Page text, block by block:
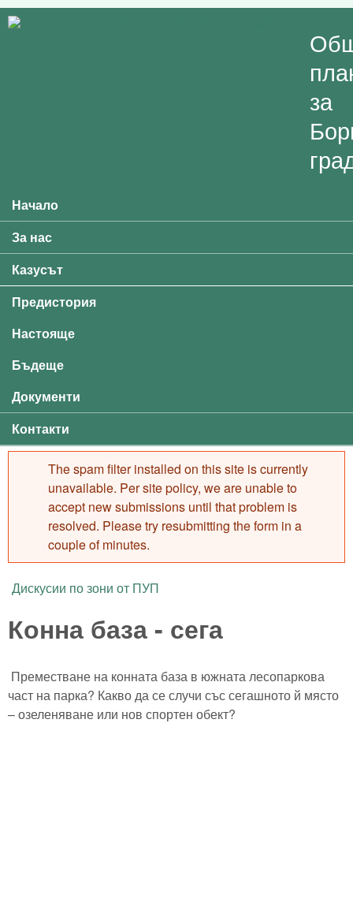
за
Main menu
Начало
За нас
Казусът
Предистория
Настояще
Бъдеще
Документи
Контакти
Error message
The spam filter installed on this site is currently
unavailable. Per site policy, we are unable to
accept new submissions until that problem is
resolved. Please try resubmitting the form in a
couple of minutes.
You are here
Дискусии по зони от ПУП
Конна база - сега
Преместване на конната база в южната лесопаркова
част на парка? Какво да се случи със сегашното й място
– озеленяване или нов спортен обект?